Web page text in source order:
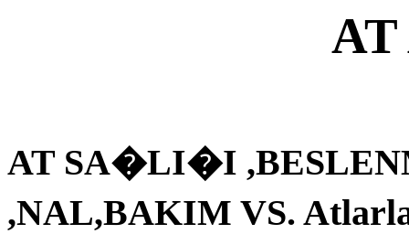
AT SA�LI�I
,NAL,BAKIM VS.